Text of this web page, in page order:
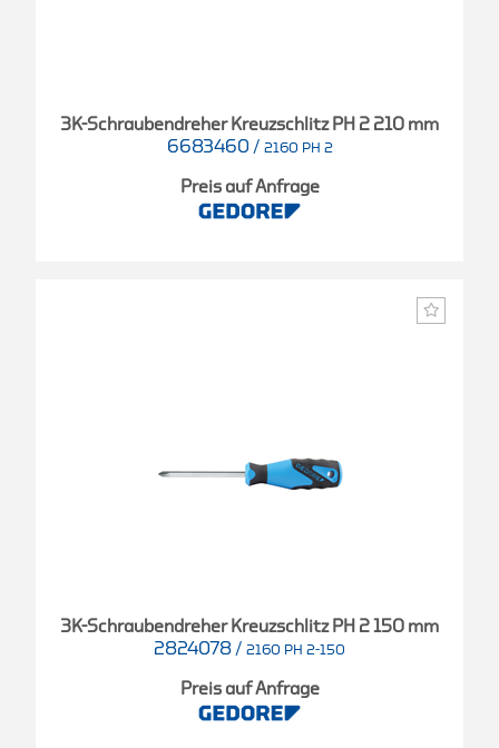
3K-Schraubendreher Kreuzschlitz PH 2 210 mm
6683460 / 2160 PH 2
Preis auf Anfrage
3K-Schraubendreher Kreuzschlitz PH 2 150 mm
2824078 / 2160 PH 2-150
Preis auf Anfrage